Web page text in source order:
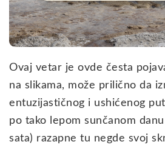
Ovaj vetar je ovde česta
na slikama, može prilično da
entuzijastičnog i ushićenog
po tako lepom sunčanom
sata) razapne tu negde svoj